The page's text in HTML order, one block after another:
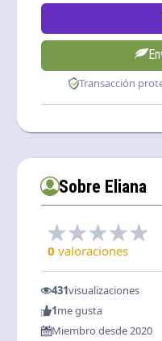
Transacción
Sobre Eliana
0 valoraciones
431visualizaciones
1me gusta
Miembro desde 2020